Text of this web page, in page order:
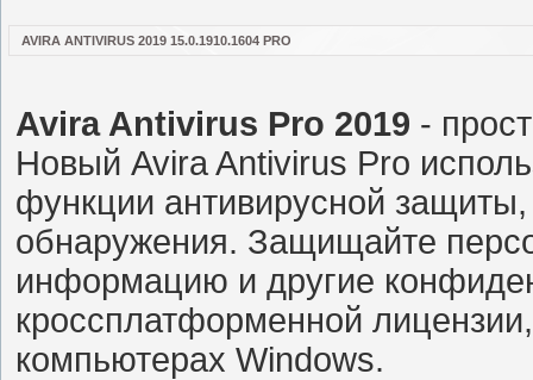
AVIRA ANTIVIRUS 2019 15.0.1910.1604 PRO
Avira Antivirus Pro 2019 -
Новый Avira Antivirus Pro
функции антивирусной
обнаружения. Защищайте
информацию и другие
кроссплатформенной
компьютерах Windows.